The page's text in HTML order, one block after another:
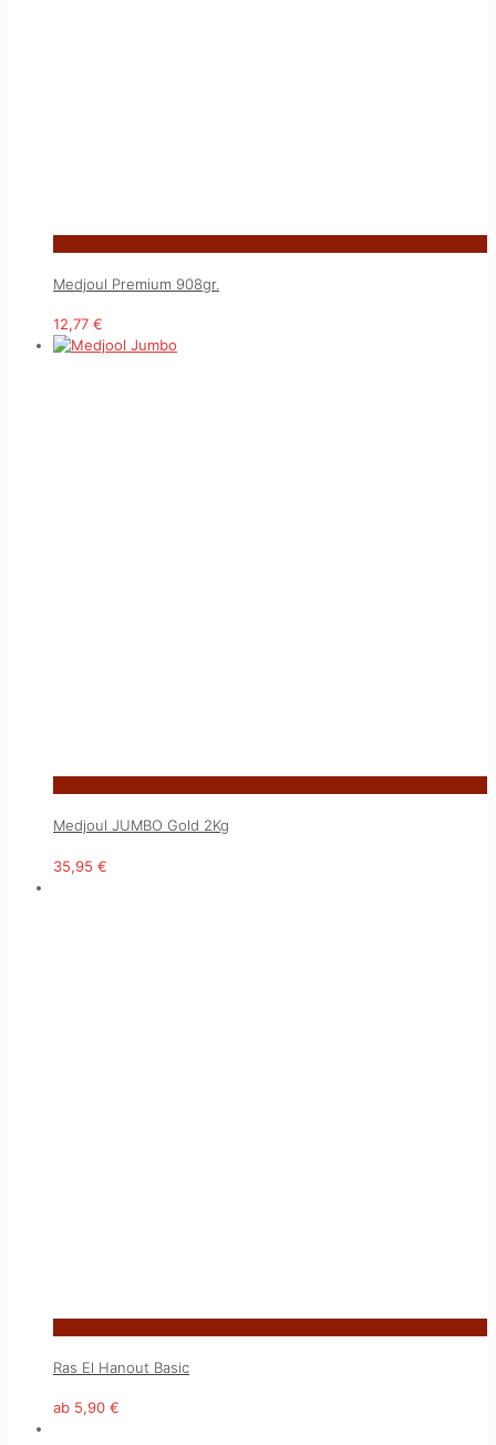
Medjoul Premium 908gr.
12,77 €
Medjoul JUMBO Gold 2Kg
35,95 €
Ras El Hanout Basic
ab 5,90 €